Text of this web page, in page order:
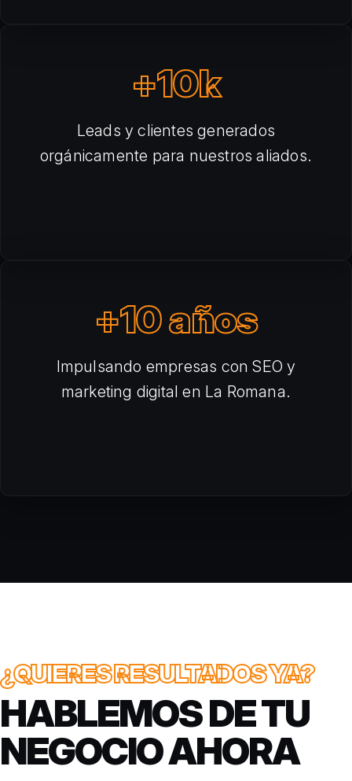
+10k
Leads y clientes generados
orgánicamente para nuestros aliados.
+10 años
Impulsando empresas con SEO y
marketing digital en La Romana.
¿QUIERES RESULTADOS YA?
HABLEMOS DE TU
NEGOCIO AHORA